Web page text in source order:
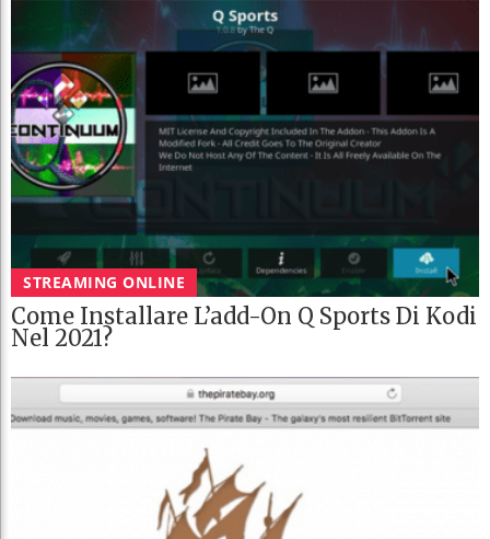
STREAMING ONLINE
Come Installare L’add-On Q Sports Di Kodi
Nel 2021?